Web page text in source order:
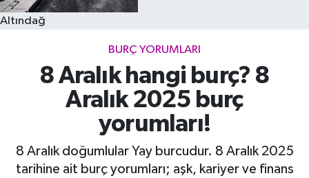
Altındağ
BURÇ YORUMLARI
8 Aralık hangi burç? 8
Aralık 2025 burç
yorumları!
8 Aralık doğumlular Yay burcudur. 8 Aralık 2025
tarihine ait burç yorumları; aşk, kariyer ve finans